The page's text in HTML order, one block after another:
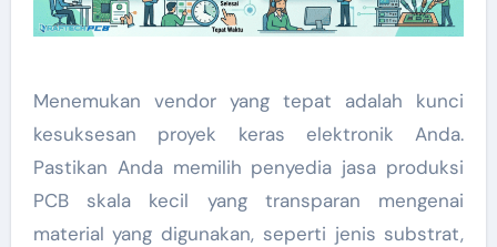
Menemukan vendor yang tepat adalah kunci
kesuksesan proyek keras elektronik Anda.
Pastikan Anda memilih penyedia jasa produksi
PCB skala kecil yang transparan mengenai
material yang digunakan, seperti jenis substrat,